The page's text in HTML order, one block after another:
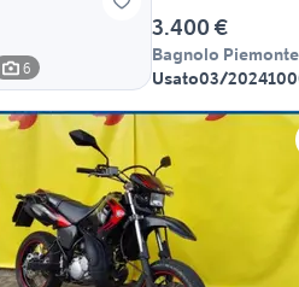
6
3.400 €
Bagnolo Piemonte
Usato03/2024